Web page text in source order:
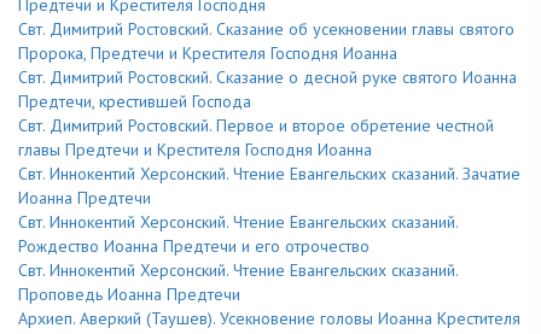
Свт. Димитрий Ростовский. Сказание об усекновении главы святого
Пророка, Предтечи и Крестителя Господня Иоанна
Свт. Димитрий Ростовский. Сказание о десной руке святого Иоанна
Предтечи, крестившей Господа
Свт. Димитрий Ростовский. Первое и второе обретение честной
главы Предтечи и Крестителя Господня Иоанна
Свт. Иннокентий Херсонский. Чтение Евангельских сказаний. Зачатие
Иоанна Предтечи
Свт. Иннокентий Херсонский. Чтение Евангельских сказаний.
Рождество Иоанна Предтечи и его отрочество
Свт. Иннокентий Херсонский. Чтение Евангельских сказаний.
Проповедь Иоанна Предтечи
Архиеп. Аверкий (Таушев). Усекновение головы Иоанна Крестителя